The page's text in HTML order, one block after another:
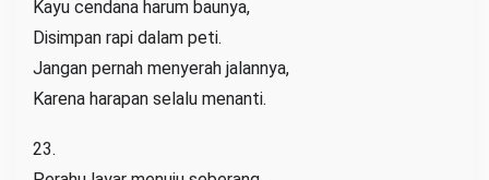
Kayu cendana harum baunya,
Disimpan rapi dalam peti.
Jangan pernah menyerah jalannya,
Karena harapan selalu menanti.
23.